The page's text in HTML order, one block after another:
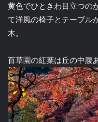
黄色でひときわ目立つの
て洋風の椅子とテーブル
木。
百草園の紅葉は丘の中腹